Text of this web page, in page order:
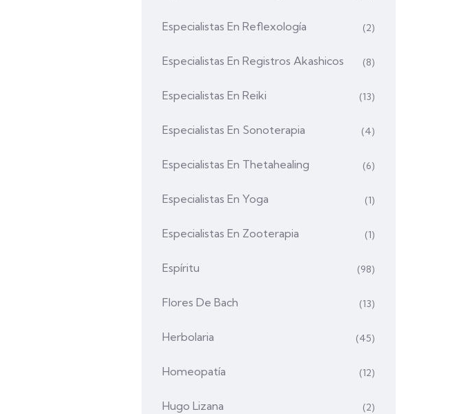
Especialistas En Reflexología (2)
Especialistas En Registros Akashicos (8)
Especialistas En Reiki (13)
Especialistas En Sonoterapia (4)
Especialistas En Thetahealing (6)
Especialistas En Yoga (1)
Especialistas En Zooterapia (1)
Espíritu (98)
Flores De Bach (13)
Herbolaria (45)
Homeopatía (12)
Hugo Lizana (2)